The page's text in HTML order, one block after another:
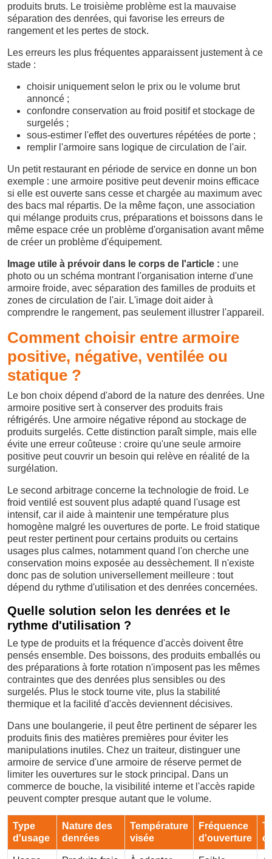
produits bruts. Le troisième problème est la mauvaise
séparation des denrées, qui favorise les erreurs de
rangement et les pertes de stock.
Les erreurs les plus fréquentes apparaissent justement à ce
stade :
choisir uniquement selon le prix ou le volume brut
annoncé ;
confondre conservation au froid positif et stockage de
surgelés ;
sous-estimer l'effet des ouvertures répétées de porte ;
remplir l'armoire sans logique de circulation de l'air.
Un petit restaurant en période de service en donne un bon
exemple : une armoire positive peut devenir moins efficace
si elle est ouverte sans cesse et chargée au maximum avec
des bacs mal répartis. De la même façon, une association
qui mélange produits crus, préparations et boissons dans le
même espace crée un problème d'organisation avant même
de créer un problème d'équipement.
Image utile à prévoir dans le corps de l'article : une
photo ou un schéma montrant l'organisation interne d'une
armoire froide, avec séparation des familles de produits et
zones de circulation de l'air. L'image doit aider à
comprendre le rangement, pas seulement illustrer l'appareil.
Comment choisir entre armoire
positive, négative, ventilée ou
statique ?
Le bon choix dépend d'abord de la nature des denrées. Une
armoire positive sert à conserver des produits frais
réfrigérés. Une armoire négative répond au stockage de
produits surgelés. Cette distinction paraît simple, mais elle
évite une erreur coûteuse : croire qu'une seule armoire
positive peut couvrir un besoin qui relève en réalité de la
surgélation.
Le second arbitrage concerne la technologie de froid. Le
froid ventilé est souvent plus adapté quand l'usage est
intensif, car il aide à maintenir une température plus
homogène malgré les ouvertures de porte. Le froid statique
peut rester pertinent pour certains produits ou certains
usages plus calmes, notamment quand l'on cherche une
conservation moins exposée au dessèchement. Il n'existe
donc pas de solution universellement meilleure : tout
dépend du rythme d'utilisation et des denrées concernées.
Quelle solution selon les denrées et le
rythme d'utilisation ?
Le type de produits et la fréquence d'accès doivent être
pensés ensemble. Des boissons, des produits emballés ou
des préparations à forte rotation n'imposent pas les mêmes
contraintes que des denrées plus sensibles ou des
surgelés. Plus le stock tourne vite, plus la stabilité
thermique et la facilité d'accès deviennent décisives.
Dans une boulangerie, il peut être pertinent de séparer les
produits finis des matières premières pour éviter les
manipulations inutiles. Chez un traiteur, distinguer une
armoire de service d'une armoire de réserve permet de
limiter les ouvertures sur le stock principal. Dans un
commerce de bouche, la visibilité interne et l'accès rapide
peuvent compter presque autant que le volume.
Type
d'usage
Nature des
denrées
Température
visée
Fréquence
d'ouverture